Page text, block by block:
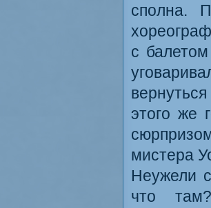
сполна.
с
этого же
мистера
Неужели
что